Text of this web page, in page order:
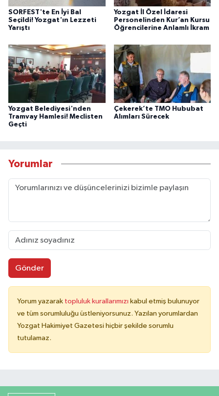
SORFEST'te En İyi Bal
Seçildi! Yozgat'ın Lezzeti
Yarıştı
Yozgat İl Özel İdaresi
Personelinden Kur’an Kursu
Öğrencilerine Anlamlı İkram
Yozgat Belediyesi'nden
Tramvay Hamlesi! Meclisten
Geçti
Çekerek’te TMO Hububat
Alımları Sürecek
Yorumlar
Gönder
Yorum yazarak topluluk kurallarımızı kabul etmiş bulunuyor
ve tüm sorumluluğu üstleniyorsunuz. Yazılan yorumlardan
Yozgat Hakimiyet Gazetesi hiçbir şekilde sorumlu
tutulamaz.